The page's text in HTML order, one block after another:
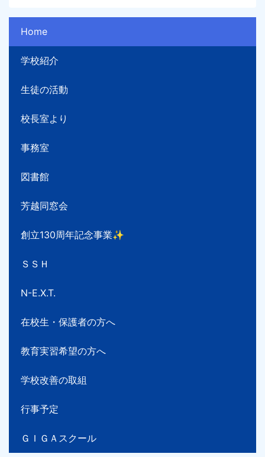
Home
学校紹介
生徒の活動
校長室より
事務室
図書館
芳越同窓会
創立130周年記念事業✨
ＳＳＨ
N-E.X.T.
在校生・保護者の方へ
教育実習希望の方へ
学校改善の取組
行事予定
ＧＩＧＡスクール